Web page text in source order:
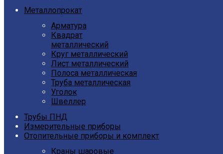
Металлопрокат
Арматура
Квадрат
металлический
Круг металлический
Лист металлический
Полоса металлическая
Труба металлическая
Уголок
Швеллер
Трубы ПНД
Измерительные приборы
Отопительные приборы и комплект
Краны шаровые